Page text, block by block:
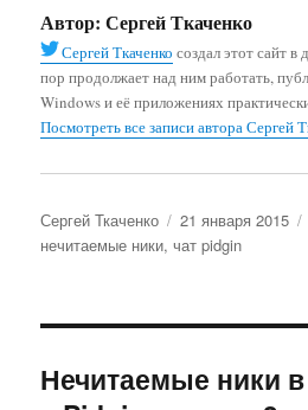
Автор: Сергей Ткаченко
Сергей Ткаченко создал этот сайт в
пор продолжает над ним работать,
Windows и её приложениях
Посмотреть все записи автора Сергей
Автор
Сергей Ткаченко Опубликовано
21 января 2015
нечитаемые ники,чат pidgin
Нечитаемые ники в